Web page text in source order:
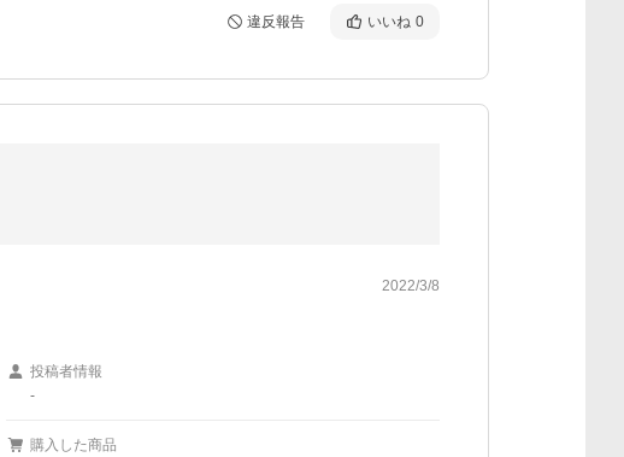
違反報告 いいね 0
2022/3/8
投稿者情報
-
購入した商品